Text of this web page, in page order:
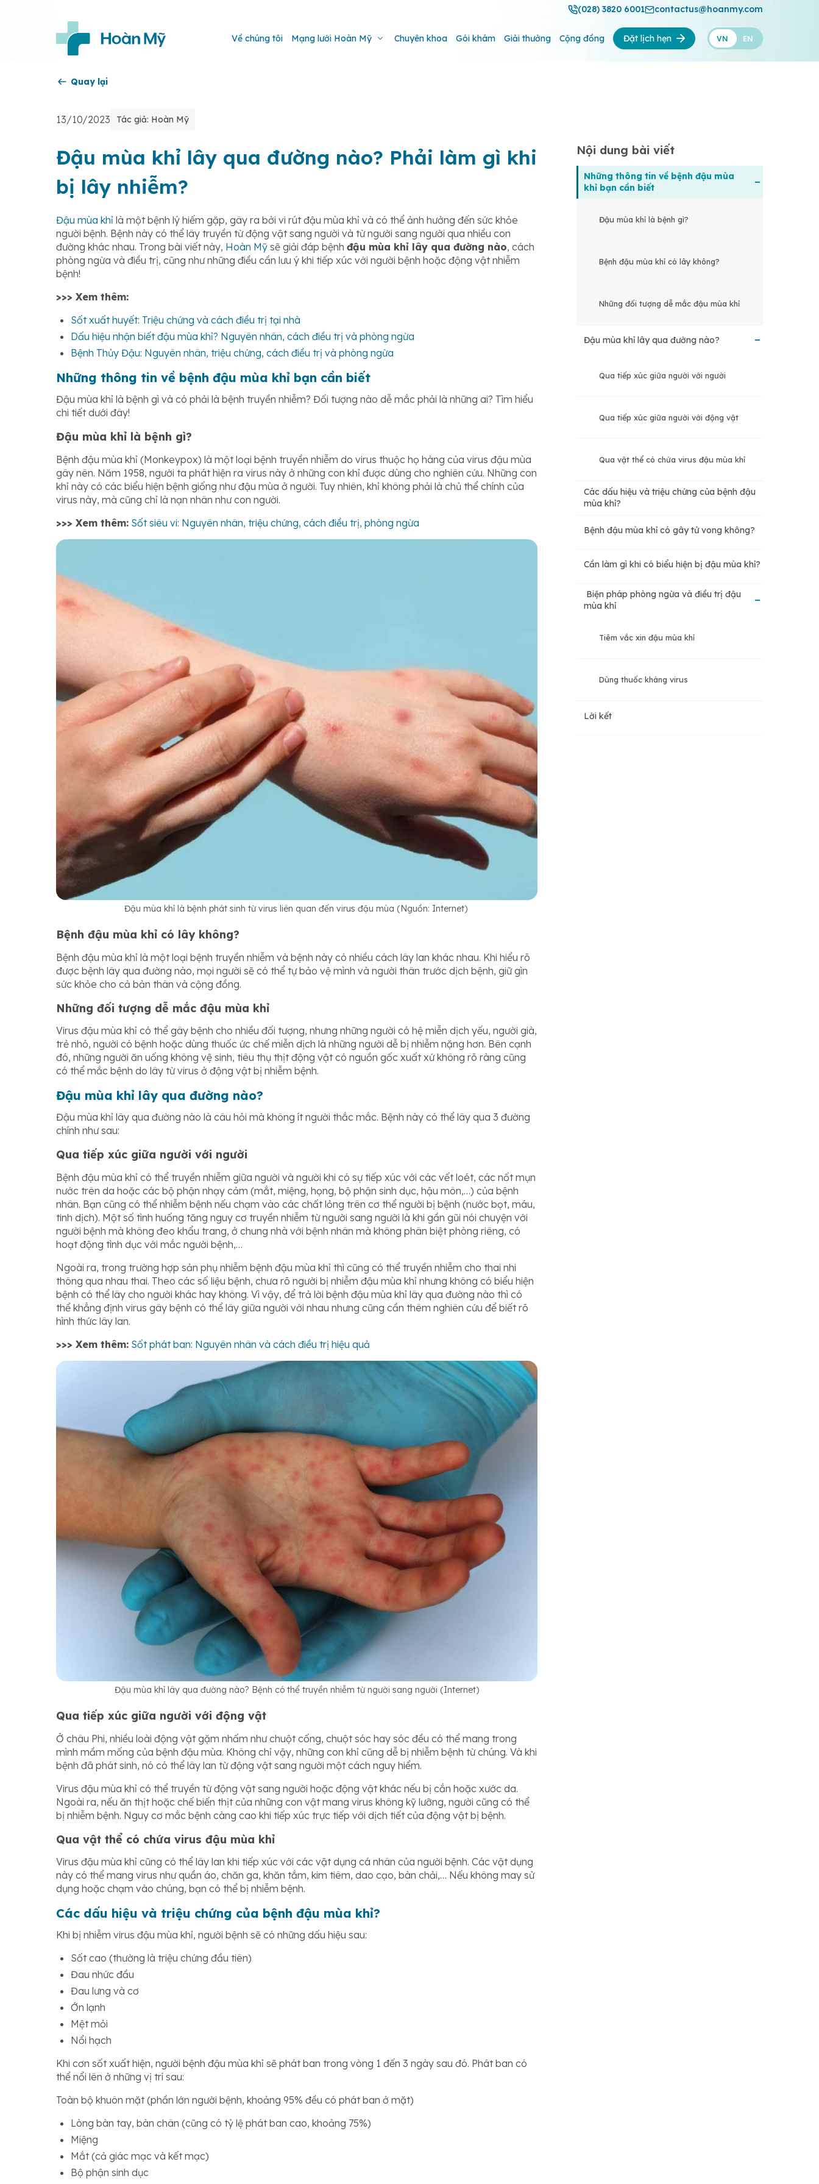
(028) 3820 6001 contactus@hoanmy.com
Về chúng tôi Mạng lưới Hoàn Mỹ Chuyên khoa Gói khám Giải thưởng Cộng đồng Đặt lịch hẹn VN EN
Quay lại
13/10/2023 Tác giả: Hoàn Mỹ
Đậu mùa khỉ lây qua đường nào? Phải làm gì khi
bị lây nhiễm?
Đậu mùa khỉ là một bệnh lý hiếm gặp, gây ra bởi vi rút đậu mùa khỉ và có thể ảnh hưởng đến sức khỏe
người bệnh. Bệnh này có thể lây truyền từ động vật sang người và từ người sang người qua nhiều con
đường khác nhau. Trong bài viết này, Hoàn Mỹ sẽ giải đáp bệnh đậu mùa khỉ lây qua đường nào, cách
phòng ngừa và điều trị, cũng như những điều cần lưu ý khi tiếp xúc với người bệnh hoặc động vật nhiễm
bệnh!
>>> Xem thêm:
Sốt xuất huyết: Triệu chứng và cách điều trị tại nhà
Dấu hiệu nhận biết đậu mùa khỉ? Nguyên nhân, cách điều trị và phòng ngừa
Bệnh Thủy Đậu: Nguyên nhân, triệu chứng, cách điều trị và phòng ngừa
Những thông tin về bệnh đậu mùa khỉ bạn cần biết
Đậu mùa khỉ là bệnh gì và có phải là bệnh truyền nhiễm? Đối tượng nào dễ mắc phải là những ai? Tìm hiểu
chi tiết dưới đây!
Đậu mùa khỉ là bệnh gì?
Bệnh đậu mùa khỉ (Monkeypox) là một loại bệnh truyền nhiễm do virus thuộc họ hàng của virus đậu mùa
gây nên. Năm 1958, người ta phát hiện ra virus này ở những con khỉ được dùng cho nghiên cứu. Những con
khỉ này có các biểu hiện bệnh giống như đậu mùa ở người. Tuy nhiên, khỉ không phải là chủ thể chính của
virus này, mà cũng chỉ là nạn nhân như con người.
>>> Xem thêm: Sốt siêu vi: Nguyên nhân, triệu chứng, cách điều trị, phòng ngừa
Đậu mùa khỉ là bệnh phát sinh từ virus liên quan đến virus đậu mùa (Nguồn: Internet)
Bệnh đậu mùa khỉ có lây không?
Bệnh đậu mùa khỉ là một loại bệnh truyền nhiễm và bệnh này có nhiều cách lây lan khác nhau. Khi hiểu rõ
được bệnh lây qua đường nào, mọi người sẽ có thể tự bảo vệ mình và người thân trước dịch bệnh, giữ gìn
sức khỏe cho cả bản thân và cộng đồng.
Những đối tượng dễ mắc đậu mùa khỉ
Virus đậu mùa khỉ có thể gây bệnh cho nhiều đối tượng, nhưng những người có hệ miễn dịch yếu, người già,
trẻ nhỏ, người có bệnh hoặc dùng thuốc ức chế miễn dịch là những người dễ bị nhiễm nặng hơn. Bên cạnh
đó, những người ăn uống không vệ sinh, tiêu thụ thịt động vật có nguồn gốc xuất xứ không rõ ràng cũng
có thể mắc bệnh do lây từ virus ở động vật bị nhiễm bệnh.
Đậu mùa khỉ lây qua đường nào?
Đậu mùa khỉ lây qua đường nào là câu hỏi mà không ít người thắc mắc. Bệnh này có thể lây qua 3 đường
chính như sau:
Qua tiếp xúc giữa người với người
Bệnh đậu mùa khỉ có thể truyền nhiễm giữa người và người khi có sự tiếp xúc với các vết loét, các nốt mụn
nước trên da hoặc các bộ phận nhạy cảm (mắt, miệng, họng, bộ phận sinh dục, hậu môn,…) của bệnh
nhân. Bạn cũng có thể nhiễm bệnh nếu chạm vào các chất lỏng trên cơ thể người bị bệnh (nước bọt, máu,
tinh dịch). Một số tình huống tăng nguy cơ truyền nhiễm từ người sang người là khi gần gũi nói chuyện với
người bệnh mà không đeo khẩu trang, ở chung nhà với bệnh nhân mà không phân biệt phòng riêng, có
hoạt động tình dục với mắc người bệnh,…
Ngoài ra, trong trường hợp sản phụ nhiễm bệnh đậu mùa khỉ thì cũng có thể truyền nhiễm cho thai nhi
thông qua nhau thai. Theo các số liệu bệnh, chưa rõ người bị nhiễm đậu mùa khỉ nhưng không có biểu hiện
bệnh có thể lây cho người khác hay không. Vì vậy, để trả lời bệnh đậu mùa khỉ lây qua đường nào thì có
thể khẳng định virus gây bệnh có thể lây giữa người với nhau nhưng cũng cần thêm nghiên cứu để biết rõ
hình thức lây lan.
>>> Xem thêm: Sốt phát ban: Nguyên nhân và cách điều trị hiệu quả
Đậu mùa khỉ lây qua đường nào? Bệnh có thể truyền nhiễm từ người sang người (Internet)
Qua tiếp xúc giữa người với động vật
Ở châu Phi, nhiều loài động vật gặm nhấm như chuột cống, chuột sóc hay sóc đều có thể mang trong
mình mầm mống của bệnh đậu mùa. Không chỉ vậy, những con khỉ cũng dễ bị nhiễm bệnh từ chúng. Và khi
bệnh đã phát sinh, nó có thể lây lan từ động vật sang người một cách nguy hiểm.
Virus đậu mùa khỉ có thể truyền từ động vật sang người hoặc động vật khác nếu bị cắn hoặc xước da.
Ngoài ra, nếu ăn thịt hoặc chế biến thịt của những con vật mang virus không kỹ lưỡng, người cũng có thể
bị nhiễm bệnh. Nguy cơ mắc bệnh càng cao khi tiếp xúc trực tiếp với dịch tiết của động vật bị bệnh.
Qua vật thể có chứa virus đậu mùa khỉ
Virus đậu mùa khỉ cũng có thể lây lan khi tiếp xúc với các vật dụng cá nhân của người bệnh. Các vật dụng
này có thể mang virus như quần áo, chăn ga, khăn tắm, kim tiêm, dao cạo, bàn chải,… Nếu không may sử
dụng hoặc chạm vào chúng, bạn có thể bị nhiễm bệnh.
Các dấu hiệu và triệu chứng của bệnh đậu mùa khỉ?
Khi bị nhiễm virus đậu mùa khỉ, người bệnh sẽ có những dấu hiệu sau:
Sốt cao (thường là triệu chứng đầu tiên)
Đau nhức đầu
Đau lưng và cơ
Ớn lạnh
Mệt mỏi
Nổi hạch
Khi cơn sốt xuất hiện, người bệnh đậu mùa khỉ sẽ phát ban trong vòng 1 đến 3 ngày sau đó. Phát ban có
thể nổi lên ở những vị trí sau:
Toàn bộ khuôn mặt (phần lớn người bệnh, khoảng 95% đều có phát ban ở mặt)
Lòng bàn tay, bàn chân (cũng có tỷ lệ phát ban cao, khoảng 75%)
Miệng
Mắt (cả giác mạc và kết mạc)
Bộ phận sinh dục
Nội dung bài viết
Những thông tin về bệnh đậu mùa
khỉ bạn cần biết
Đậu mùa khỉ là bệnh gì?
Bệnh đậu mùa khỉ có lây không?
Những đối tượng dễ mắc đậu mùa khỉ
Đậu mùa khỉ lây qua đường nào?
Qua tiếp xúc giữa người với người
Qua tiếp xúc giữa người với động vật
Qua vật thể có chứa virus đậu mùa khỉ
Các dấu hiệu và triệu chứng của bệnh đậu
mùa khỉ?
Bệnh đậu mùa khỉ có gây tử vong không?
Cần làm gì khi có biểu hiện bị đậu mùa khỉ?
Biện pháp phòng ngừa và điều trị đậu
mùa khỉ
Tiêm vắc xin đậu mùa khỉ
Dùng thuốc kháng virus
Lời kết